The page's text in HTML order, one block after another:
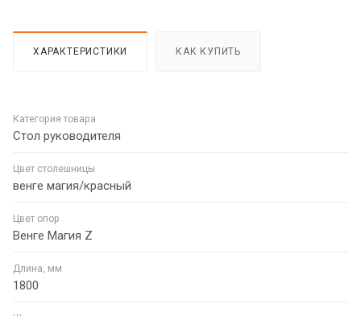
ХАРАКТЕРИСТИКИ КАК КУПИТЬ
Категория товара
Стол руководителя
Цвет столешницы
венге магия/красный
Цвет опор
Венге Магия Z
Длина, мм
1800